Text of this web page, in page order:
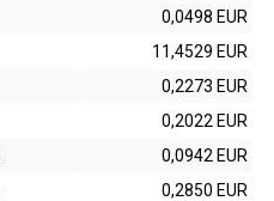
0,0498 EUR
11,4529 EUR
0,2273 EUR
0,2022 EUR
0,0942 EUR
0,2850 EUR